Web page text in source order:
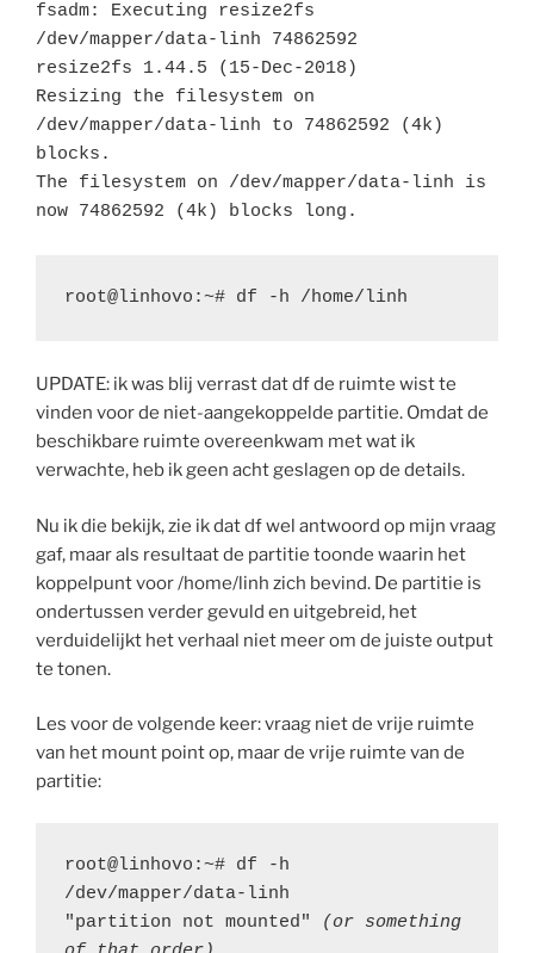
fsadm: Executing resize2fs
/dev/mapper/data-linh 74862592
resize2fs 1.44.5 (15-Dec-2018)
Resizing the filesystem on
/dev/mapper/data-linh to 74862592 (4k)
blocks.
The filesystem on /dev/mapper/data-linh is
now 74862592 (4k) blocks long.
root@linhovo:~# df -h /home/linh
UPDATE: ik was blij verrast dat df de ruimte wist te
vinden voor de niet-aangekoppelde partitie. Omdat de
beschikbare ruimte overeenkwam met wat ik
verwachte, heb ik geen acht geslagen op de details.
Nu ik die bekijk, zie ik dat df wel antwoord op mijn vraag
gaf, maar als resultaat de partitie toonde waarin het
koppelpunt voor /home/linh zich bevind. De partitie is
ondertussen verder gevuld en uitgebreid, het
verduidelijkt het verhaal niet meer om de juiste output
te tonen.
Les voor de volgende keer: vraag niet de vrije ruimte
van het mount point op, maar de vrije ruimte van de
partitie:
root@linhovo:~# df -h
/dev/mapper/data-linh
"partition not mounted"
(or something